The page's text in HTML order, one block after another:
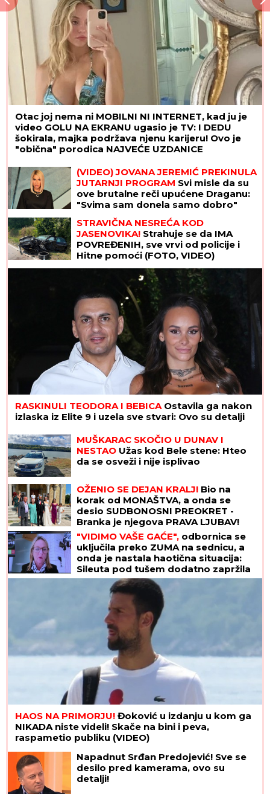
Otac joj nema ni MOBILNI NI INTERNET, kad ju je
video GOLU NA EKRANU ugasio je TV: I DEDU
šokirala, majka podržava njenu karijeru! Ovo je
"obična" porodica NAJVEĆE UZDANICE
Teheran matirao Vašington: Nove
iranske rakete pakao za američke
nosače aviona
JUTARNJI PROGRAMSvi misle da su
ove brutalne reči upućene Draganu:
"Svima sam donela samo dobro"
Dani odluke pred Sinerom: Da li će Janik igrati na
US Openu?
STRAVIČNA NESREĆA KOD
JASENOVIKA!Strahuje se da IMA
POVREĐENIH, sve vrvi od policije i
Hitne pomoći (FOTO, VIDEO)
ŠTAPOM UDARIO DIREKTNO U
GLAVU!Jezivo nasilje u porodici:
Istrčala na ulicu u panici, nasilnik je
stigao, prolaznici sprečili katastrofu
RASKINULI TEODORA I BEBICA
Ostavila ga nakon
izlaska iz Elite 9 i uzela sve stvari: Ovo su detalji
Voditeljka zauvek odustala od
vantelesne, a sad sa mužem slavi 16
godina braka: "Dovoljni smo jedno
drugom"
MUŠKARAC SKOČIO U DUNAV I
NESTAOUžas kod Bele stene: Hteo